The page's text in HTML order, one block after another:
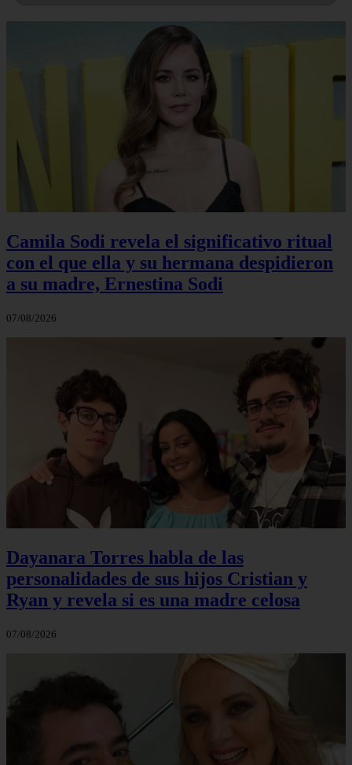
Camila Sodi revela el significativo ritual
con el que ella y su hermana despidieron
a su madre, Ernestina Sodi
07/08/2026
Dayanara Torres habla de las
personalidades de sus hijos Cristian y
Ryan y revela si es una madre celosa
07/08/2026